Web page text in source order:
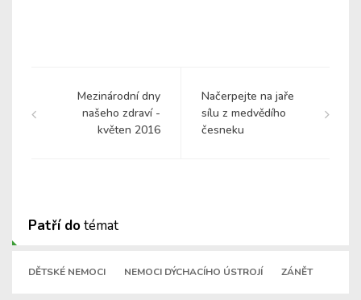
Mezinárodní dny
našeho zdraví -
květen 2016
Načerpejte na jaře
sílu z medvědího
česneku
Patří dotémat
DĚTSKÉ NEMOCI NEMOCI DÝCHACÍHO ÚSTROJÍ ZÁNĚT